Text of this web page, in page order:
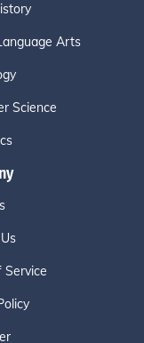
Arts
Science
Service